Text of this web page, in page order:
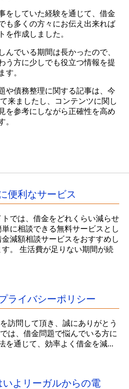
をしていた経験を通じて、借金
も多くの方々にお伝え出来れば
を作成しました。
んでいる期間は長かったので、
う方に少しでも役立つ情報を提
す。
や債務整理に関する記事は、今
来ましたし、コンテンツに関し
を参考にしながら正確性を高め
。
便利なサービス
トでは、借金をどれくらい減らせ
単に相談できる無料サービスとし
金減額相談サービスをおすすめし
す。 生活費が足りない期間が続
ライバシーポリシー
訪問して頂き、誠にありがとう
は、借金問題で悩んでいる方に
を通じて、効率よく借金を減...
いよリーガルからの電